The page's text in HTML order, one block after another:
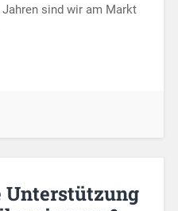
sind wir am Markt